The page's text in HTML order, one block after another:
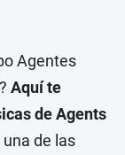
Agentes
Aquí te
de Agents
una de las